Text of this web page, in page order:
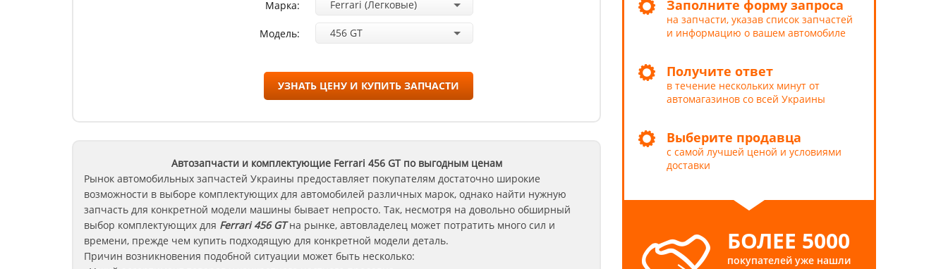
Марка: Ferrari (Легковые)
Модель: 456 GT
УЗНАТЬ ЦЕНУ И КУПИТЬ ЗАПЧАСТИ
Автозапчасти и комплектующие Ferrari 456 GTпо выгодным ценам
Рынок автомобильных запчастей Украины предоставляет покупателям достаточно широкие
возможности в выборе комплектующих для автомобилей различных марок, однако найти нужную
запчасть для конкретной модели машины бывает непросто. Так, несмотря на довольно обширный
выбор комплектующих для Ferrari 456 GTна рынке, автовладелец может потратить много сил и
времени, прежде чем купить подходящую для конкретной модели деталь.
Причин возникновения подобной ситуации может быть несколько:
Заполните форму запроса
на запчасти, указав список запчастей
и информацию о вашем автомобиле
Получите ответ
в течение нескольких минут от
автомагазинов со всей Украины
Выберите продавца
с самой лучшей ценой и условиями
доставки
БОЛЕЕ 5000
покупателей уже нашли